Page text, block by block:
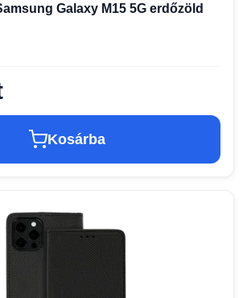
Galaxy M15 5G erdőzöld
Kosárba